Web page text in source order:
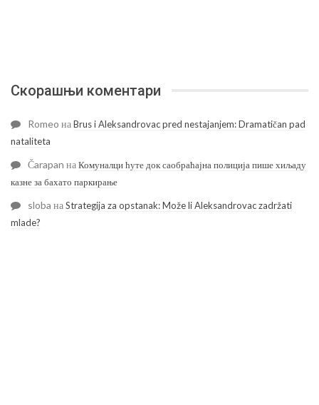
Скорашњи коментари
Romeo наBrus i Aleksandrovac pred nestajanjem: Dramatičan pad
nataliteta
Čarapan наКомуналци ћуте док саобраћајна полиција пише хиљаду
казне за бахато паркирање
sloba наStrategija za opstanak: Može li Aleksandrovac zadržati
mlade?